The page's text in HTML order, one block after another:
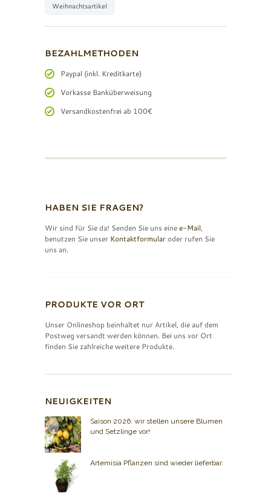
Weihnachtsartikel
BEZAHLMETHODEN
Paypal (inkl. Kreditkarte)
Vorkasse Banküberweisung
Versandkostenfrei ab 100€
HABEN SIE FRAGEN?
Wir sind für Sie da! Senden Sie uns einee-Mail,
benutzen Sie unser Kontaktformularoder rufen Sie
uns an.
PRODUKTE VOR ORT
Unser Onlineshop beinhaltet nur Artikel, die auf dem
Postweg versandt werden können. Bei uns vor Ort
finden Sie zahlreiche weitere Produkte.
NEUIGKEITEN
Saison 2026: wir stellen unsere Blumen
und Setzlinge vor!
Artemisia Pflanzen sind wieder lieferbar.